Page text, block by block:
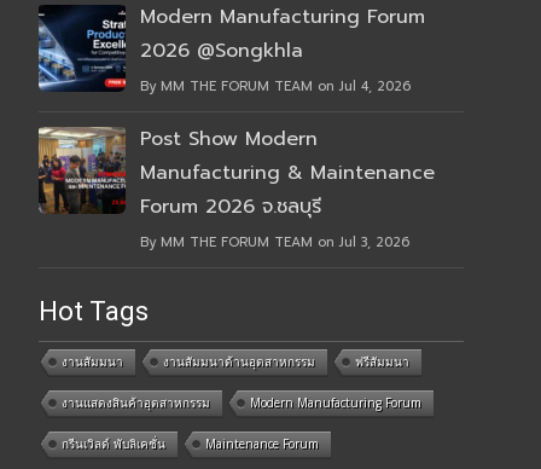
Modern Manufacturing Forum
2026 @Songkhla
By MM THE FORUM TEAM on Jul 4, 2026
Post Show Modern
Manufacturing & Maintenance
Forum 2026 จ.ชลบุรี
By MM THE FORUM TEAM on Jul 3, 2026
Hot Tags
งานสัมมนา งานสัมมนาด้านอุตสาหกรรม ฟรีสัมมนา
งานแสดงสินค้าอุตสาหกรรม Modern Manufacturing Forum
กรีนเวิลด์ พับลิเคชั่น Maintenance Forum